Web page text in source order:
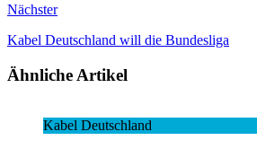
Nächster
Kabel Deutschland will die Bundesliga
Ähnliche Artikel
Kabel Deutschland